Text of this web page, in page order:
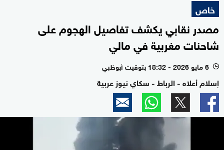
خاص
مصدر نقابي يكشف تفاصيل الهجوم على
شاحنات مغربية في مالي
l 6 مايو 2026 - 18:32 بتوقيت أبوظبي
إسلام أعلاه - الرباط - سكاي نيوز عربية